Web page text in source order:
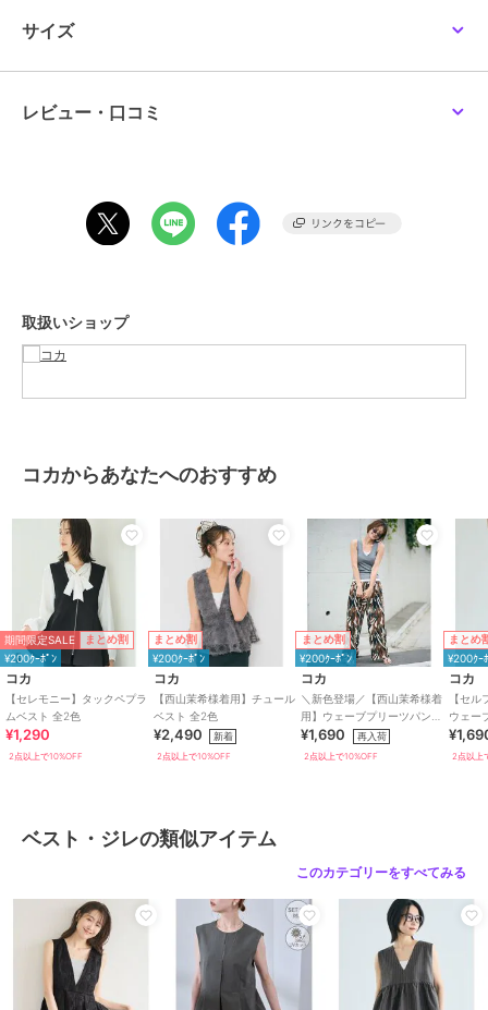
■コーディネート
ブラウスやシャツに重ねてきれいめレイヤードに。
す。
裏地：なし
ポケット：なし
※商品単体でのお写真が実物に最も近いお色味となっております。
※モデル着用写真は撮影環境や、お客様のモニター環境により、多少
う努めております。今後もより良いデザインと商品をご提供させて頂
お願い申し上げます。
モデル：160cm/165cm
ブランド コカ
コカ
商品カテゴリ トップス ／ベスト・ジレ
性別タイプ
レディース
トップス ／ ベスト・ジレ
サイズ M,L
商品のお取り扱い方法
お手入れ 洗濯機
特徴
トップス
ポリエステル素材/
サイズ
レビュー・口コミ
取扱いショップ
コカからあなたへのおすすめ
期間限定SALE まとめ割
¥200ｸｰﾎﾟﾝ
コカ
【セレモニー】タックペプラ
ムベスト 全2色
¥1,290
2点以上で10%OFF
まとめ割
¥200ｸｰﾎﾟﾝ
コカ
【西山茉希様着用】チュール
ベスト 全2色
¥2,490 新着
2点以上で10%OFF
まとめ割
¥200ｸｰﾎﾟﾝ
コカ
＼新色登場／【西山茉希様着
用】ウェーブプリーツパンツ
全12色 / セルフカット可能
¥1,690 再入荷
2点以上で10%OFF
まとめ
¥200ｸｰ
コカ
【セ
ウェー
2点以上
ベスト・ジレの類似アイテム
このカテゴリーをすべてみる